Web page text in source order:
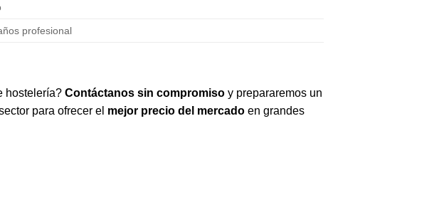
profesional
hostelería? Contáctanos sin compromiso y prepararemos un
para ofrecer el mejor precio del mercado en grandes